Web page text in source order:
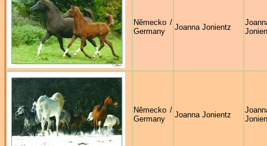
Německo /
Germany
Joanna Jonientz
Německo /
Germany
Joanna Jonientz